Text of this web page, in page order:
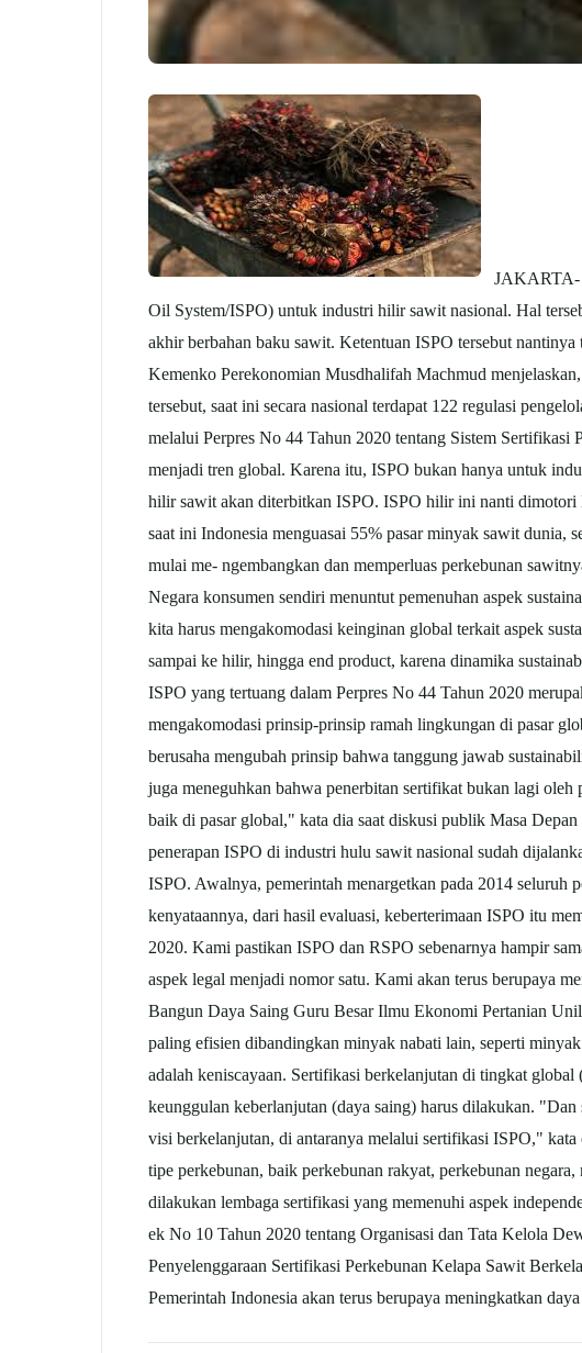
JAKARTA-
Oil System/ISPO) untuk industri hilir sawit nasional. Hal
akhir berbahan baku sawit. Ketentuan ISPO tersebut
Kemenko Perekonomian Musdhalifah Machmud
tersebut, saat ini secara nasional terdapat 122 regulasi
melalui Perpres No 44 Tahun 2020 tentang Sistem
menjadi tren global. Karena itu, ISPO bukan hanya untuk
hilir sawit akan diterbitkan ISPO. ISPO hilir ini nanti dimotori
saat ini Indonesia menguasai 55% pasar minyak sawit dunia,
mulai me- ngembangkan dan memperluas perkebunan
Negara konsumen sendiri menuntut pemenuhan aspek
kita harus mengakomodasi keinginan global terkait aspek
sampai ke hilir, hingga end product, karena dinamika
ISPO yang tertuang dalam Perpres No 44 Tahun 2020
mengakomodasi prinsip-prinsip ramah lingkungan di pasar
berusaha mengubah prinsip bahwa tanggung jawab
juga meneguhkan bahwa penerbitan sertifikat bukan lagi
baik di pasar global," kata dia saat diskusi publik Masa
penerapan ISPO di industri hulu sawit nasional sudah
ISPO. Awalnya, pemerintah menargetkan pada 2014 seluruh
kenyataannya, dari hasil evaluasi, keberterimaan ISPO itu
2020. Kami pastikan ISPO dan RSPO sebenarnya hampir
aspek legal menjadi nomor satu. Kami akan terus berupaya
Bangun Daya Saing Guru Besar Ilmu Ekonomi Pertanian
paling efisien dibandingkan minyak nabati lain, seperti
adalah keniscayaan. Sertifikasi berkelanjutan di tingkat
keunggulan keberlanjutan (daya saing) harus dilakukan.
visi berkelanjutan, di antaranya melalui sertifikasi ISPO,"
tipe perkebunan, baik perkebunan rakyat, perkebunan
dilakukan lembaga sertifikasi yang memenuhi aspek
ek No 10 Tahun 2020 tentang Organisasi dan Tata Kelola
Penyelenggaraan Sertifikasi Perkebunan Kelapa Sawit
Pemerintah Indonesia akan terus berupaya meningkatkan